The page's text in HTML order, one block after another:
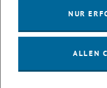
auch auf Folgejahre
Schmelzverhalten im
NUR
ALLEN